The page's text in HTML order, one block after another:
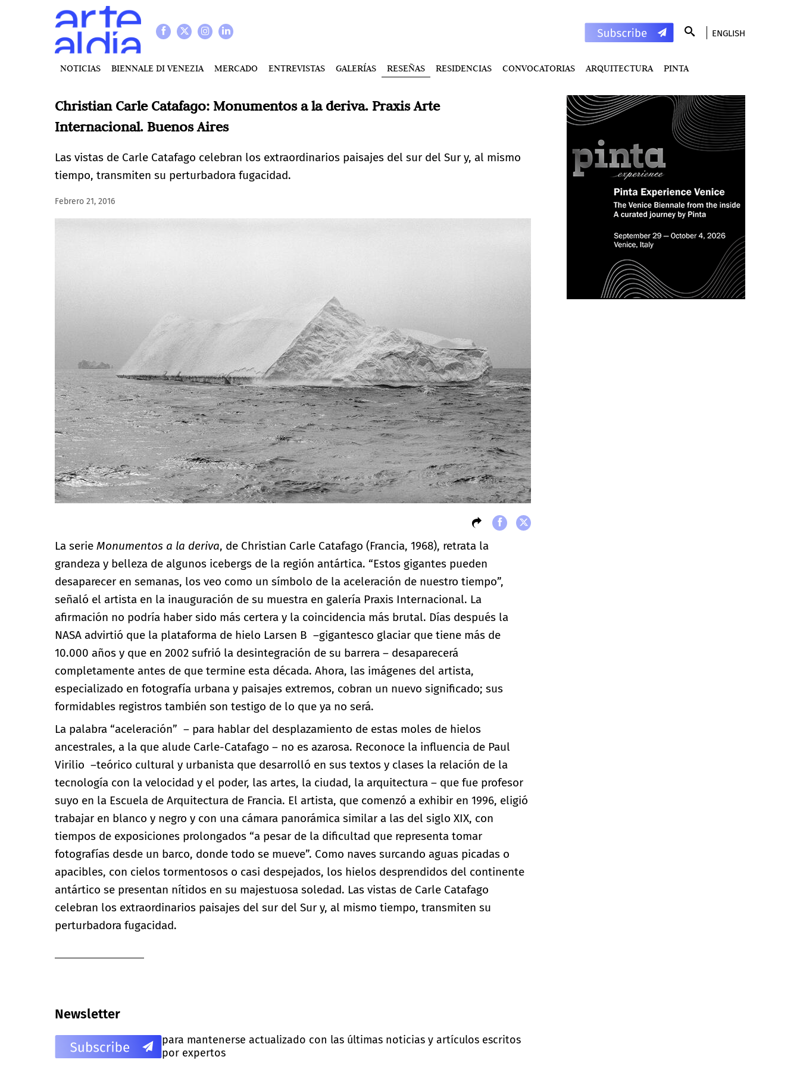
ENGLISH
NOTICIAS BIENNALE DI VENEZIA MERCADO ENTREVISTAS GALERÍAS RESEÑAS RESIDENCIAS CONVOCATORIAS ARQUITECTURA PINTA
Christian Carle Catafago: Monumentos a la deriva. Praxis Arte
Internacional. Buenos Aires
Las vistas de Carle Catafago celebran los extraordinarios paisajes del sur del Sur y, al mismo
tiempo, transmiten su perturbadora fugacidad.
Febrero 21, 2016
La serie Monumentos a la deriva, de Christian Carle Catafago (Francia, 1968), retrata la
grandeza y belleza de algunos icebergs de la región antártica. “Estos gigantes pueden
desaparecer en semanas, los veo como un símbolo de la aceleración de nuestro tiempo”,
señaló el artista en la inauguración de su muestra en galería Praxis Internacional. La
afirmación no podría haber sido más certera y la coincidencia más brutal. Días después la
NASA advirtió que la plataforma de hielo Larsen B –gigantesco glaciar que tiene más de
10.000 años y que en 2002 sufrió la desintegración de su barrera – desaparecerá
completamente antes de que termine esta década. Ahora, las imágenes del artista,
especializado en fotografía urbana y paisajes extremos, cobran un nuevo significado; sus
formidables registros también son testigo de lo que ya no será.
La palabra “aceleración” – para hablar del desplazamiento de estas moles de hielos
ancestrales, a la que alude Carle-Catafago – no es azarosa. Reconoce la influencia de Paul
Virilio –teórico cultural y urbanista que desarrolló en sus textos y clases la relación de la
tecnología con la velocidad y el poder, las artes, la ciudad, la arquitectura – que fue profesor
suyo en la Escuela de Arquitectura de Francia. El artista, que comenzó a exhibir en 1996, eligió
trabajar en blanco y negro y con una cámara panorámica similar a las del siglo XIX, con
tiempos de exposiciones prolongados “a pesar de la dificultad que representa tomar
fotografías desde un barco, donde todo se mueve”. Como naves surcando aguas picadas o
apacibles, con cielos tormentosos o casi despejados, los hielos desprendidos del continente
antártico se presentan nítidos en su majestuosa soledad. Las vistas de Carle Catafago
celebran los extraordinarios paisajes del sur del Sur y, al mismo tiempo, transmiten su
perturbadora fugacidad.
Newsletter
para mantenerse actualizado con las últimas noticias y artículos escritos
por expertos